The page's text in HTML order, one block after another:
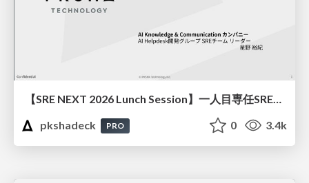
【SRE NEXT 2026 Lunch Session】一人目専任SREの立ち上げを加速する ― AIと進めたオンボーディングで2分を0.04秒にした話
pkshadeck
PRO 0 3.4k